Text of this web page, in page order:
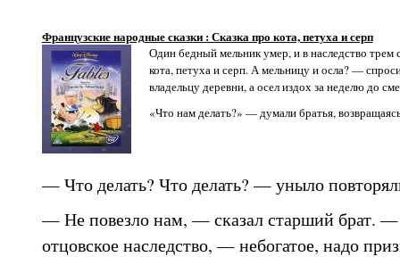
Французские народные сказки : Сказка про кота, петуха и серп
Один бедный мельник умер, и в наследство трем
кота, петуха и серп. А мельницу и осла? —
владельцу деревни, а осел издох за неделю до
«Что нам делать?» — думали братья,
— Что делать? Что делать? — уныло
— Не повезло нам, — сказал старший брат. —
отцовское наследство, — небогатое, надо